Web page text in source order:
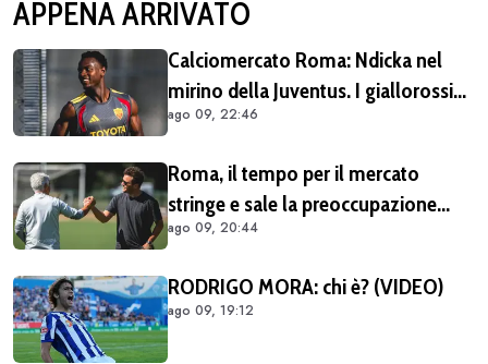
APPENA ARRIVATO
Calciomercato Roma: Ndicka nel
mirino della Juventus. I giallorossi
chiedono 30 milioni di euro
ago 09, 22:46
Roma, il tempo per il mercato
stringe e sale la preoccupazione
della tifoseria: ancora troppe caselle
ago 09, 20:44
RODRIGO MORA: chi è? (VIDEO)
ago 09, 19:12